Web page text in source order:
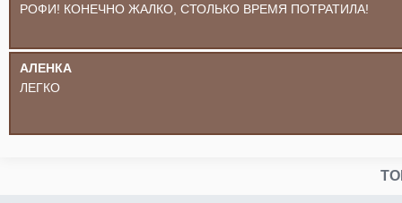
РОФИ! КОНЕЧНО ЖАЛКО, СТОЛЬКО ВРЕМЯ ПОТРАТИЛА!
АЛЕНКА
ЛЕГКО